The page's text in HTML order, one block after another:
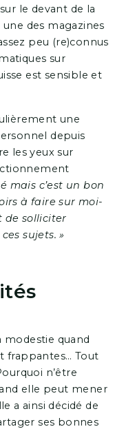
le devant de la
des magazines
peu (re)connus
sur
est sensible et
une
depuis
les yeux sur
mais c’est un bon
à faire sur moi-
de solliciter
sujets. »
modestie quand
frappantes… Tout
n’être
elle peut mener
a ainsi décidé de
ses bonnes